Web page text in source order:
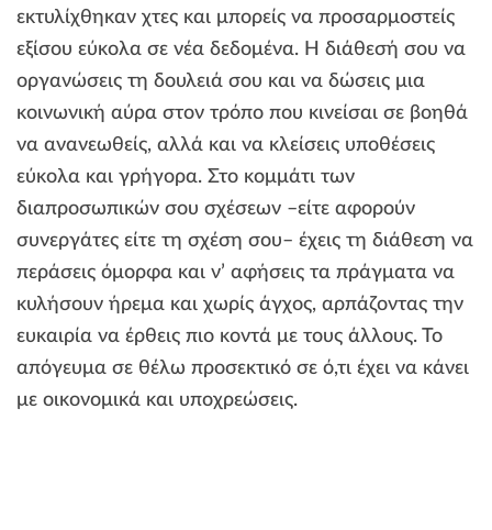
εκτυλίχθηκαν χτες και μπορείς να προσαρμοστείς
εξίσου εύκολα σε νέα δεδομένα. Η διάθεσή σου να
οργανώσεις τη δουλειά σου και να δώσεις μια
κοινωνική αύρα στον τρόπο που κινείσαι σε βοηθά
να ανανεωθείς, αλλά και να κλείσεις υποθέσεις
εύκολα και γρήγορα. Στο κομμάτι των
διαπροσωπικών σου σχέσεων –είτε αφορούν
συνεργάτες είτε τη σχέση σου– έχεις τη διάθεση να
περάσεις όμορφα και ν’ αφήσεις τα πράγματα να
κυλήσουν ήρεμα και χωρίς άγχος, αρπάζοντας την
ευκαιρία να έρθεις πιο κοντά με τους άλλους. Το
απόγευμα σε θέλω προσεκτικό σε ό,τι έχει να κάνει
με οικονομικά και υποχρεώσεις.